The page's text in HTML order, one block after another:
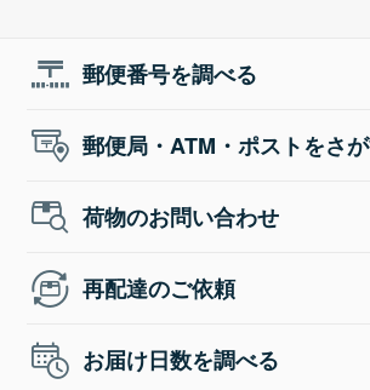
郵便番号を調べる
郵便局・ATM・ポストをさ
荷物のお問い合わせ
再配達のご依頼
お届け日数を調べる